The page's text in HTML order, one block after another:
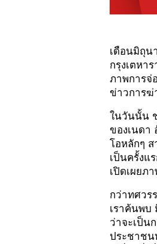
เดือนมิถุน
กรุงเตหา
ภาพการจ่
ข่าวการฆ่
ในวันนั้น
ของเนดา
โอหลักๆ
เป็นครั้งแ
เปิดเผยภ
กว่าทศวร
เราค้นพบ
ว่าจะเป็น
ประชาชน